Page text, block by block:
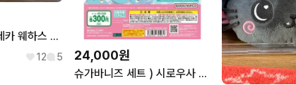
(교/판/구) 프로세카 웨하스 12탄
12 5 24,000원
슈가바니즈 세트 ) 시로우사 쿠로우사 산리오 올스타즈 메지루시 가챠